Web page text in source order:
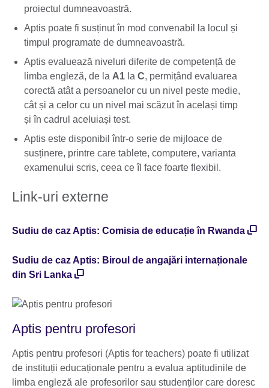
proiectul dumneavoastră.
Aptis poate fi susținut în mod convenabil la locul și
timpul programate de dumneavoastră.
Aptis evaluează niveluri diferite de competență de
limba engleză, de la A1 la C, permițând evaluarea
corectă atât a persoanelor cu un nivel peste medie,
cât și a celor cu un nivel mai scăzut în același timp
și în cadrul aceluiași test.
Aptis este disponibil într-o serie de mijloace de
susținere, printre care tablete, computere, varianta
examenului scris, ceea ce îl face foarte flexibil.
Link-uri externe
Sudiu de caz Aptis: Comisia de educație în Rwanda
Sudiu de caz Aptis: Biroul de angajări internaționale
din Sri Lanka
Aptis pentru profesori
Aptis pentru profesori (Aptis for teachers) poate fi utilizat
de instituții educaționale pentru a evalua aptitudinile de
limba engleză ale profesorilor sau studenților care doresc